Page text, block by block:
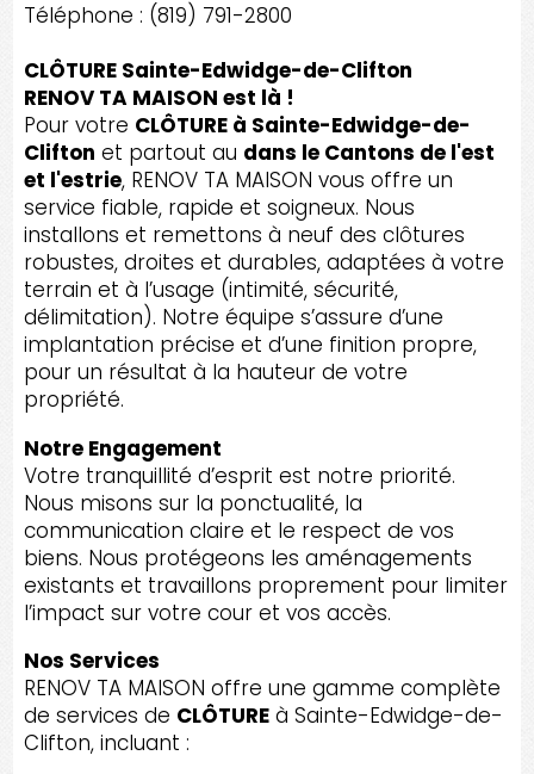
Téléphone : (819) 791-2800
CLÔTURE Sainte-Edwidge-de-Clifton
RENOV TA MAISON est là !
Pour votre CLÔTURE à Sainte-Edwidge-de-
Clifton et partout au dans le Cantons de l'est
et l'estrie, RENOV TA MAISON vous offre un
service fiable, rapide et soigneux. Nous
installons et remettons à neuf des clôtures
robustes, droites et durables, adaptées à votre
terrain et à l’usage (intimité, sécurité,
délimitation). Notre équipe s’assure d’une
implantation précise et d’une finition propre,
pour un résultat à la hauteur de votre
propriété.
Notre Engagement
Votre tranquillité d’esprit est notre priorité.
Nous misons sur la ponctualité, la
communication claire et le respect de vos
biens. Nous protégeons les aménagements
existants et travaillons proprement pour limiter
l’impact sur votre cour et vos accès.
Nos Services
RENOV TA MAISON offre une gamme complète
de services de CLÔTUREà Sainte-Edwidge-de-
Clifton, incluant :